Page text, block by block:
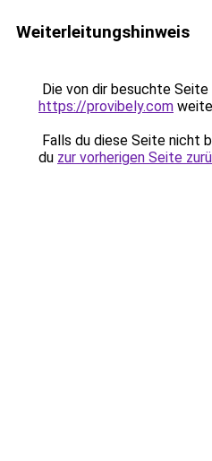
Weiterleitungshinweis
Die von dir besuchte
https://provibely.com
Falls du diese Seite nicht
du zur vorherigen Seite